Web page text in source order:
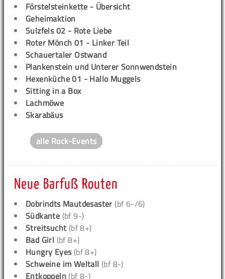
Förstelsteinkette - Übersicht
Geheimaktion
Sulzfels 02 - Rote Liebe
Roter Mönch 01 - Linker Teil
Schauertaler Ostwand
Plankenstein und Unterer Sonnwendstein
Hexenküche 01 - Hallo Muggels
Sitting in a Box
Lachmöwe
Skarabäus
alle Rock-Events
Neue Barfuß Routen
Dobrindts Mautdesaster (bf 6-/6)
Südkante (bf 9-)
Streitsucht (bf 8+)
Bad Girl (bf 8+)
Hungry Eyes(bf 8+)
Schweine im Weltall (bf 8-)
Entkoppeln (bf 8-)